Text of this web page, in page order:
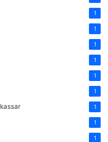
1
1
1
1
1
1
1
1
1